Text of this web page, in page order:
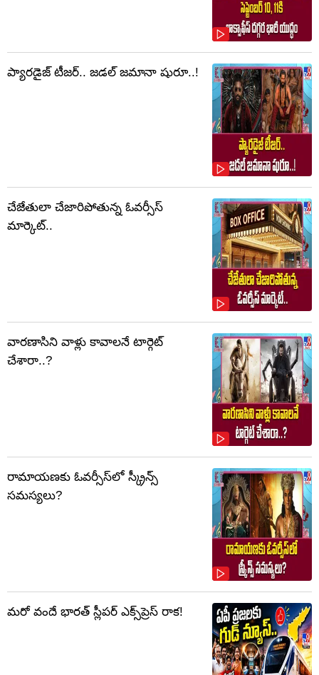
ప్యారడైజ్ టీజర్.. జడల్ జమానా షురూ..!
చేజేతులా చేజారిపోతున్న ఓవర్సీస్
మార్కెట్..
వారణాసిని వాళ్లు కావాలనే టార్గెట్
చేశారా..?
రామాయణకు ఓవర్సీస్‌లో స్క్రీన్స్
సమస్యలు?
మరో వందే భారత్ స్లీపర్ ఎక్స్‌ప్రెస్ రాక!